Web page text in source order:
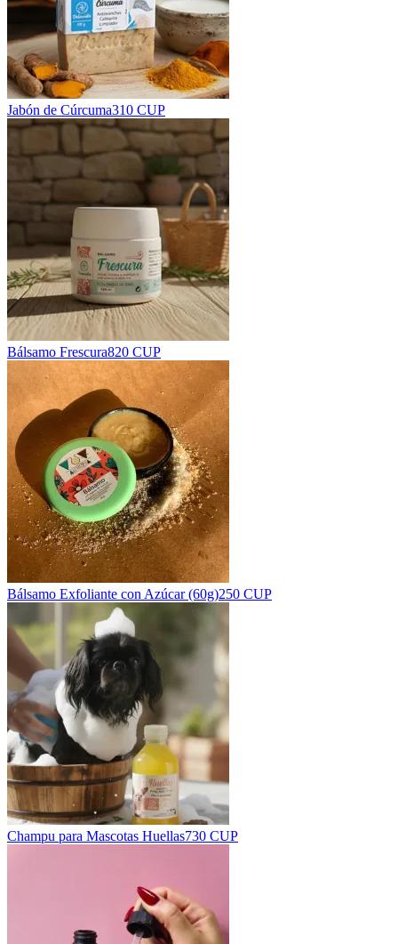
Jabón de Cúrcuma310 CUP
Bálsamo Frescura820 CUP
Bálsamo Exfoliante con Azúcar (60g)250 CUP
Champu para Mascotas Huellas730 CUP